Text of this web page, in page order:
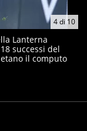
4di 10
Lanterna
successi del
il computo